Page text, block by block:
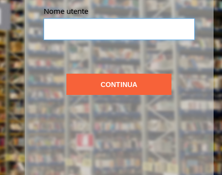
Nome utente
CONTINUA